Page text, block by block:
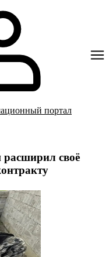
портал
своё